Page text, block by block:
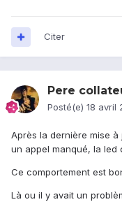
Citer
Pere
Posté(e) 18 avril
Après la dernière mise
un appel manqué, la led
Ce comportement est
Là ou il y avait un